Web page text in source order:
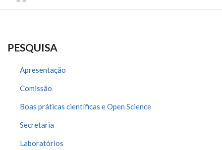
PESQUISA
Apresentação
Comissão
Boas práticas científicas e Open Science
Secretaria
Laboratórios